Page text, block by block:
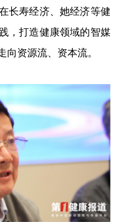
长寿经济、她经济等健
，打造健康领域的智媒
资源流、资本流。